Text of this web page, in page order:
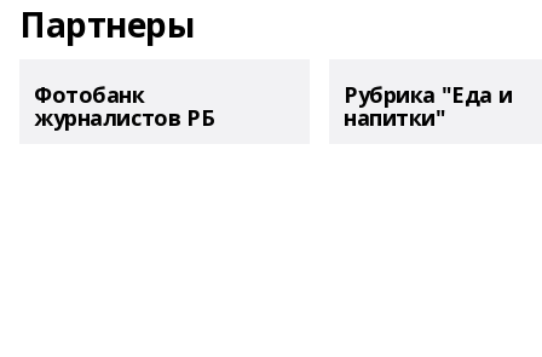
Партнеры
Фотобанк
журналистов РБ
Рубрика "Еда и
напитки"